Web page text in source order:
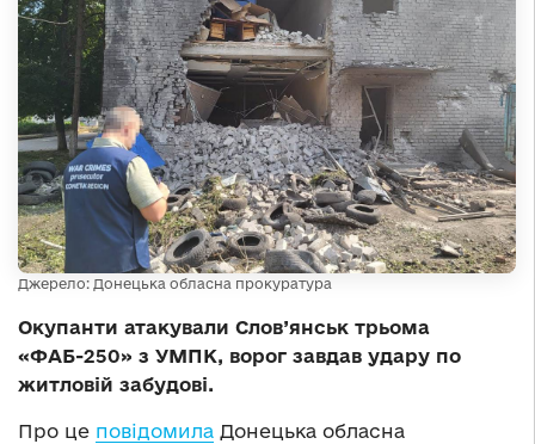
Джерело: Донецька обласна прокуратура
Окупанти атакували Слов’янськ трьома
«ФАБ-250» з УМПК, ворог завдав удару по
житловій забудові.
Про це повідомила Донецька обласна